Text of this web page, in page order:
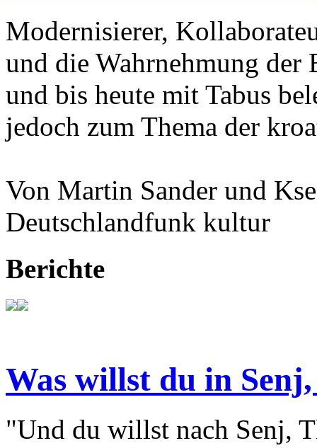
Modernisierer,
und die Wahrnehmung
und bis heute mit Tabus
jedoch zum Thema der
Von Martin Sander und
Deutschlandfunk kultur
Berichte
Was willst du in
"Und du willst nach Senj,